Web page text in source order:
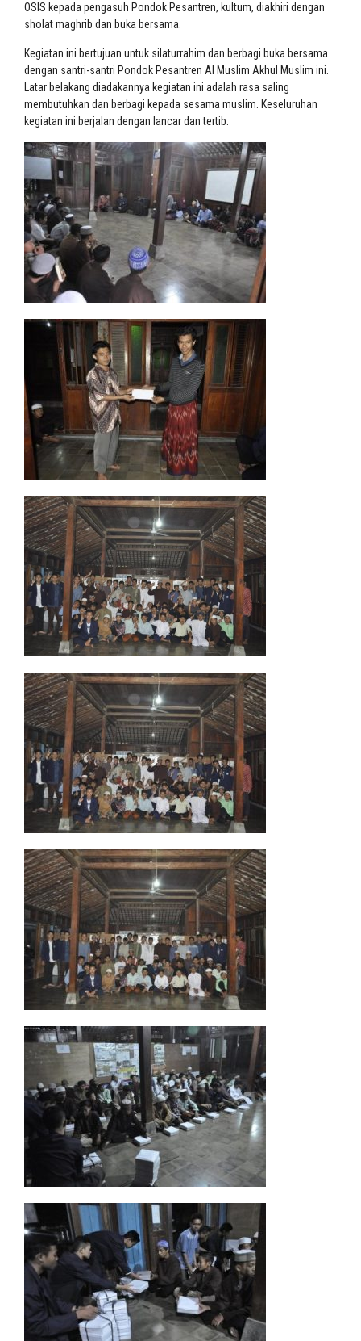
OSIS kepada pengasuh Pondok Pesantren, kultum, diakhiri dengan
sholat maghrib dan buka bersama.
Kegiatan ini bertujuan untuk silaturrahim dan berbagi buka bersama
dengan santri-santri Pondok Pesantren Al Muslim Akhul Muslim ini.
Latar belakang diadakannya kegiatan ini adalah rasa saling
membutuhkan dan berbagi kepada sesama muslim. Keseluruhan
kegiatan ini berjalan dengan lancar dan tertib.